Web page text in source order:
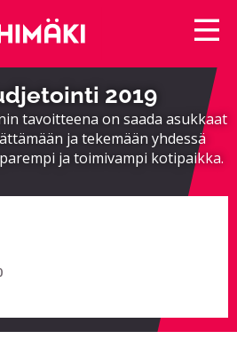
2019
tavoitteena on saada asukkaat
ja tekemään yhdessä
ja toimivampi kotipaikka.